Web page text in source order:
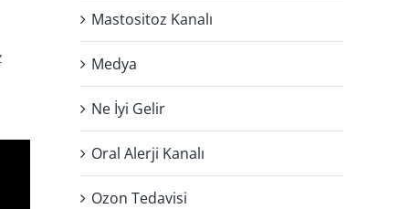
Mastositoz Kanalı
Medya
Ne İyi Gelir
Oral Alerji Kanalı
Ozon Tedavisi